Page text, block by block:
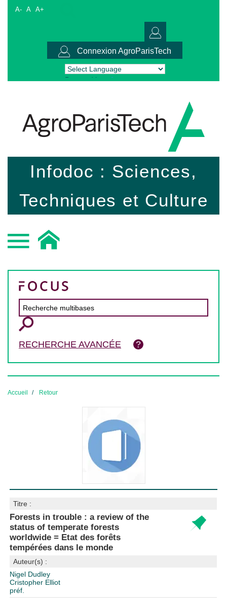
A- A A+
Connexion AgroParisTech
Powered by Translate
Infodoc : Sciences,
Techniques et Culture
RECHERCHE AVANCÉE
Accueil Retour
Titre :
Forests in trouble : a review of the
status of temperate forests
worldwide = Etat des forêts
tempérées dans le monde
Auteur(s) :
Nigel Dudley
Cristopher Elliot
préf.